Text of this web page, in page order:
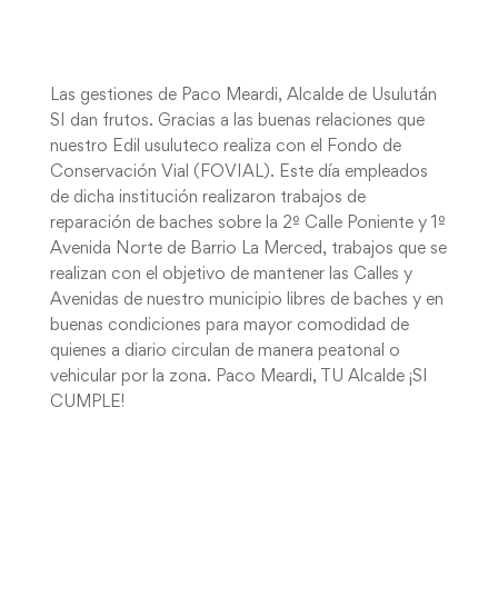
Las gestiones de Paco Meardi, Alcalde de Usulután
SI dan frutos. Gracias a las buenas relaciones que
nuestro Edil usuluteco realiza con el Fondo de
Conservación Vial (FOVIAL). Este día empleados
de dicha institución realizaron trabajos de
reparación de baches sobre la 2º Calle Poniente y 1º
Avenida Norte de Barrio La Merced, trabajos que se
realizan con el objetivo de mantener las Calles y
Avenidas de nuestro municipio libres de baches y en
buenas condiciones para mayor comodidad de
quienes a diario circulan de manera peatonal o
vehicular por la zona. Paco Meardi, TU Alcalde ¡SI
CUMPLE!